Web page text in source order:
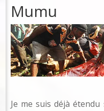
Mumu
Je me suis déjà